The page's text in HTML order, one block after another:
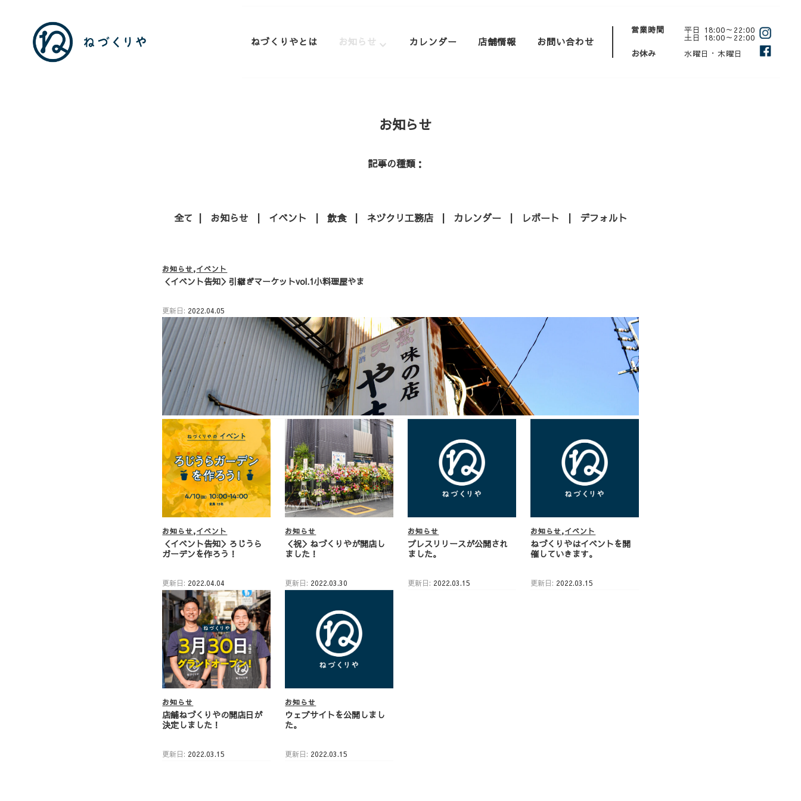
ねづくりやとは お知らせ カレンダー 店舗情報 お問い合わせ
営業時間 平日 18:00～22:00
土日 18:00～22:00
お休み
水曜日・木曜日
お知らせ
記事の種類
全て お知らせ イベント 飲食 ネヅクリ工務店 カレンダー レポート デフォルト
お知らせ イベント
＜イベント告知＞引継ぎマーケットvol.1小料理屋やま
更新日: 2022.04.05
お知らせ イベント
＜イベント告知＞ろじうら
ガーデンを作ろう！
更新日: 2022.04.04
お知らせ
＜祝＞ねづくりやが開店し
ました！
更新日: 2022.03.30
お知らせ
プレスリリースが公開され
ました。
更新日: 2022.03.15
お知らせ イベント
ねづくりやはイベントを開
催していきます。
更新日: 2022.03.15
お知らせ
店舗ねづくりやの開店日が
決定しました！
更新日: 2022.03.15
お知らせ
ウェブサイトを公開しまし
た。
更新日: 2022.03.15